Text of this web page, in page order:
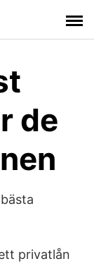
de
privatlån